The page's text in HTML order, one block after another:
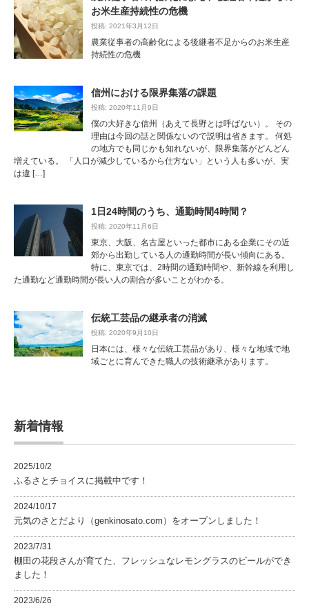
お米生産持続性の危機
投稿: 2021年3月12日
農業従事者の高齢化による後継者不足からのお米生産
持続性の危機
信州における限界集落の課題
投稿: 2020年11月9日
僕の大好きな信州（あえて長野とは呼ばない）。 その
理由は今回の話と関係ないので説明は省きます。 何処
の地方でも同じかも知れないが、限界集落がどんどん
増えている。 「人口が減少しているから仕方ない」という人も多いが、実
は違 […]
1日24時間のうち、通勤時間4時間？
投稿: 2020年11月6日
東京、大阪、名古屋といった都市にある企業にその近
郊から出勤している人の通勤時間が長い傾向にある。
特に、東京では、2時間の通勤時間や、新幹線を利用し
た通勤など通勤時間が長い人の割合が多いことがわかる。
伝統工芸品の継承者の消滅
投稿: 2020年9月10日
日本には、様々な伝統工芸品があり、様々な地域で地
域ごとに育んできた職人の技術継承があります。
新着情報
2025/10/2
ふるさとチョイスに掲載中です！
2024/10/17
元気のさとだより（genkinosato.com）をオープンしました！
2023/7/31
棚田の花段さんが育てた、フレッシュなレモングラスのビールができ
ました！
2023/6/26